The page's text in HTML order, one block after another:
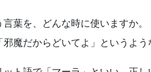
葉を、どんな時に使いますか。
魔だからどいてよ」というよう